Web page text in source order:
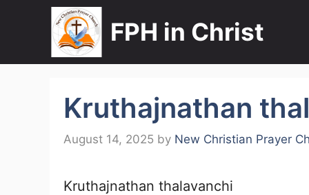
FPH in Christ
Kruthajnathan
August 14, 2025 by New Christian Prayer
Kruthajnathan thalavanchi